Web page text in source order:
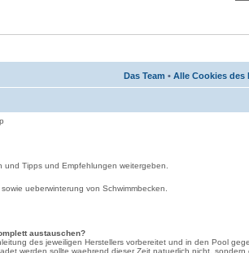
Das Team • Alle Cookies des
Tipps und Empfehlungen weitergeben.
ueberwinterung von Schwimmbecken.
austauschen?
des jeweiligen Herstellers vorbereitet und in den Pool
werden sollte waehrend dieser Zeit natuerlich nicht,